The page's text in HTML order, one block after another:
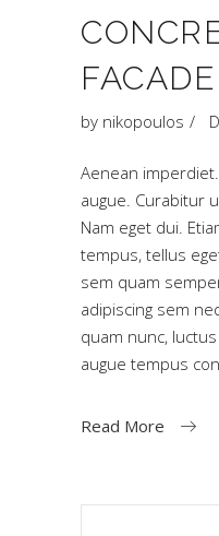
FACADE
by nikopoulos
Aenean
augue. Curabitur
Nam eget dui.
tempus, tellus
sem quam
adipiscing sem
quam nunc,
augue tempus
Read More